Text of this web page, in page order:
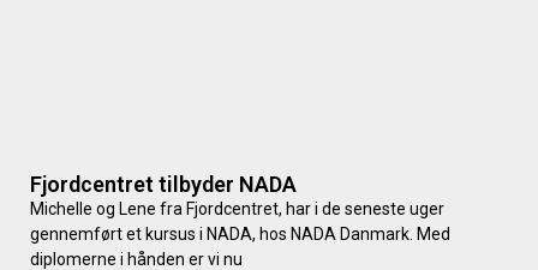
Fjordcentret tilbyder NADA
Michelle og Lene fra Fjordcentret, har i de seneste uger
gennemført et kursus i NADA, hos NADA Danmark. Med
diplomerne i hånden er vi nu